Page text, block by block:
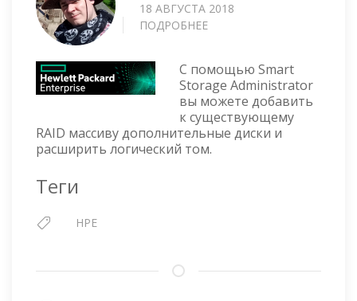
18 АВГУСТА 2018
ПОДРОБНЕЕ
—
РАСШИРЯЕМ
МАССИВ
И
ЛОГИЧЕСКИЙ
ДИСК
С помощью Smart
Storage Administrator
вы можете добавить
к существующему
RAID массиву дополнительные диски и
расширить логический том.
Теги
HPE